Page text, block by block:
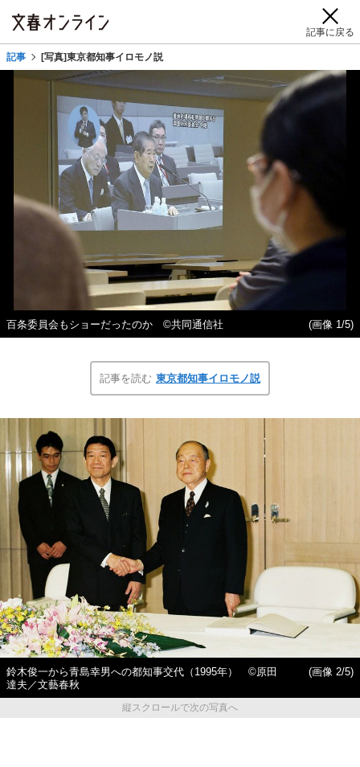
記事に戻る
記事 [写真]東京都知事イロモノ説
百条委員会もショーだったのか ©共同通信社 (画像 1/5)
記事を読む 東京都知事イロモノ説
鈴木俊一から青島幸男への都知事交代（1995年） ©原田
達夫／文藝春秋
(画像 2/5)
縦スクロールで次の写真へ